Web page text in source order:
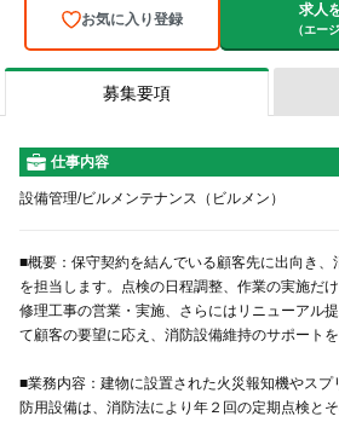
お気に入り登録
求人
（エー
募集要項
仕事内容
設備管理/ビルメンテナンス（ビルメン）
■概要：保守契約を結んでいる顧客先に出向き、
を担当します。点検の日程調整、作業の実施だ
修理工事の営業・実施、さらにはリニューアル
て顧客の要望に応え、消防設備維持のサポートを
■業務内容：建物に設置された火災報知機やス
防用設備は、消防法により年２回の定期点検と